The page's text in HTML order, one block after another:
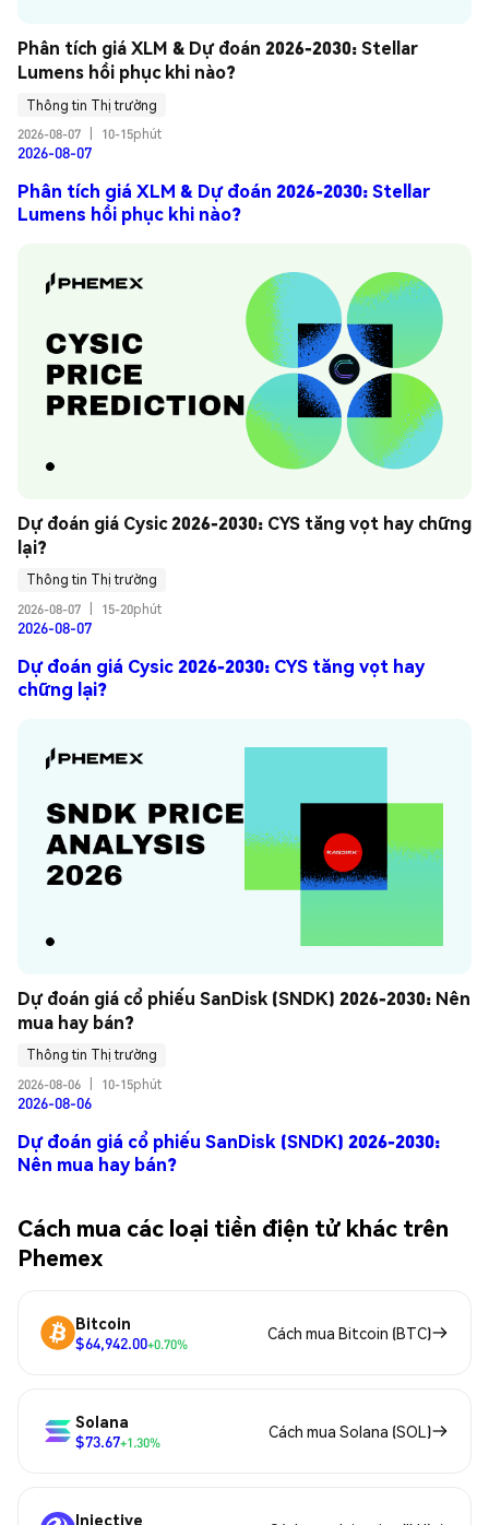
Phân tích giá XLM & Dự đoán 2026-2030: Stellar
Lumens hồi phục khi nào?
Thông tin Thị trường
2026-08-07
10-15phút
2026-08-07
Phân tích giá XLM & Dự đoán 2026-2030: Stellar
Lumens hồi phục khi nào?
Dự đoán giá Cysic 2026-2030: CYS tăng vọt hay chững
lại?
Thông tin Thị trường
2026-08-07
15-20phút
2026-08-07
Dự đoán giá Cysic 2026-2030: CYS tăng vọt hay
chững lại?
Dự đoán giá cổ phiếu SanDisk (SNDK) 2026-2030: Nên
mua hay bán?
Thông tin Thị trường
2026-08-06
10-15phút
2026-08-06
Dự đoán giá cổ phiếu SanDisk (SNDK) 2026-2030:
Nên mua hay bán?
Cách mua các loại tiền điện tử khác trên
Phemex
Bitcoin
$64,942.00+0.70%
Cách mua Bitcoin (BTC)
Solana
$73.67+1.30%
Cách mua Solana (SOL)
Injective